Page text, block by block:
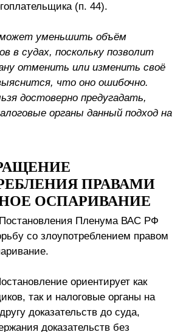
(п. 44).
уменьшить объём
в судах, поскольку позволит
отменить или изменить своё
что оно ошибочно.
достоверно предугадать,
органы данный подход на
ПРАВАМИ
ОСПАРИВАНИЕ
Пленума ВАС РФ
со злоупотреблением правом
ориентирует как
так и налоговые органы на
доказательств до суда,
доказательств без